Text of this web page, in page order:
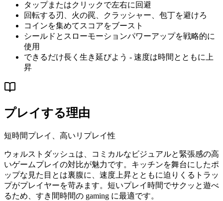
タップまたはクリックで左右に回避
回転する刃、火の罠、クラッシャー、包丁を避けろ
コインを集めてスコアをブースト
シールドとスローモーションパワーアップを戦略的に
使用
できるだけ長く生き延びよう - 速度は時間とともに上
昇
プレイする理由
短時間プレイ、高いリプレイ性
ウォルストダッシュは、コミカルなビジュアルと緊張感の高
いゲームプレイの対比が魅力です。キッチンを舞台にしたポ
ップな見た目とは裏腹に、速度上昇とともに迫りくるトラッ
プがプレイヤーを苛みます。短いプレイ時間でサクッと遊べ
るため、すき間時間の gaming に最適です。